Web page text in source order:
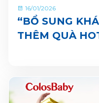
16/01/2026
“BỔ SUNG
THÊM QUÀ